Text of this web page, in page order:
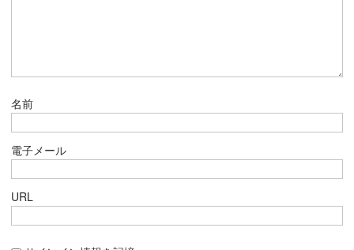
名前
電子メール
URL